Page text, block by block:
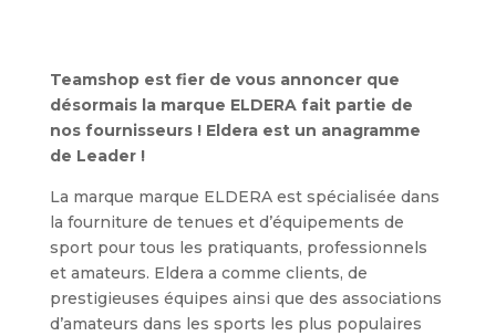
Teamshop est fier de vous annoncer que
désormais la marque ELDERA fait partie de
nos fournisseurs ! Eldera est un anagramme
de Leader !
La marque marque ELDERA est spécialisée dans
la fourniture de tenues et d’équipements de
sport pour tous les pratiquants, professionnels
et amateurs. Eldera a comme clients, de
prestigieuses équipes ainsi que des associations
d’amateurs dans les sports les plus populaires